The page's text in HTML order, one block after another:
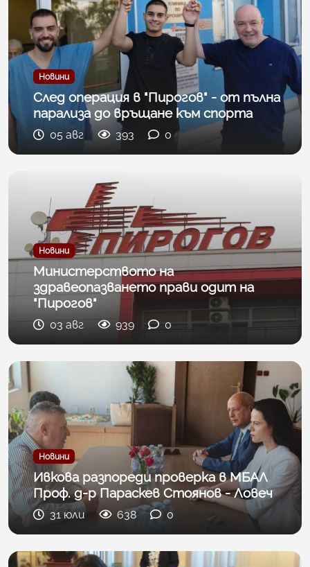
Новини
След операция в "Пирогов" - от пълна
парализа до връщане към спорта
05 авг 393 0
Новини
Министерството на
здравеопазването прави одит на
"Пирогов"
03 авг 939 0
Новини
Ивкова разпореди проверка в МБАЛ
Проф. д-р Параскев Стоянов - Ловеч
31 юли 638 0